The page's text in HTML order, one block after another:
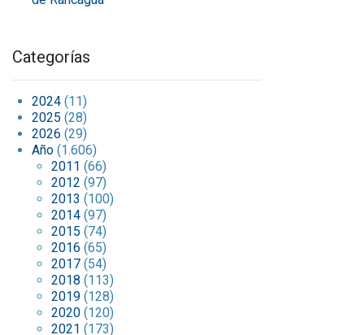
Categorías
2024 (11)
2025 (28)
2026 (29)
Año (1.606)
2011 (66)
2012 (97)
2013 (100)
2014 (97)
2015 (74)
2016 (65)
2017 (54)
2018 (113)
2019 (128)
2020 (120)
2021 (173)